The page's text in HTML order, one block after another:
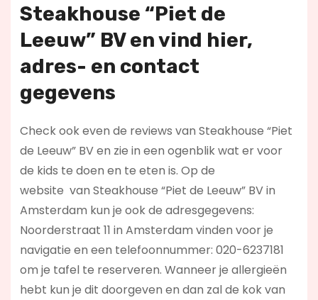
Steakhouse “Piet de
Leeuw” BV en vind hier,
adres- en contact
gegevens
Check ook even de reviews van Steakhouse “Piet
de Leeuw” BV en zie in een ogenblik wat er voor
de kids te doen en te eten is. Op de
website van Steakhouse “Piet de Leeuw” BV in
Amsterdam kun je ook de adresgegevens:
Noorderstraat 11 in Amsterdam vinden voor je
navigatie en een telefoonnummer: 020-6237181
om je tafel te reserveren. Wanneer je allergieën
hebt kun je dit doorgeven en dan zal de kok van